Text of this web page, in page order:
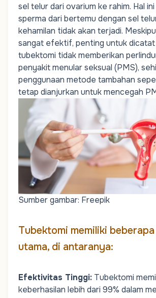
sel telur dari ovarium ke rahim. Hal
sperma dari bertemu dengan sel
kehamilan tidak akan terjadi.
sangat efektif, penting untuk dicatat
tubektomi tidak memberikan
penyakit menular seksual (PMS),
penggunaan metode tambahan
tetap dianjurkan untuk mencegah
Sumber gambar: Freepik
Tubektomi memiliki
utama, di antaranya:
Efektivitas Tinggi: Tubektomi
keberhasilan lebih dari 99% dalam